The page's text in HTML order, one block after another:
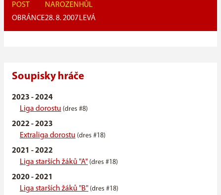
POST
OBRÁNCE
NAROZEN
28. 8. 2007
HŮL
LEVÁ
Soupisky hráče
2023 - 2024
Liga dorostu (dres #8)
2022 - 2023
Extraliga dorostu (dres #18)
2021 - 2022
Liga starších žáků "A" (dres #18)
2020 - 2021
Liga starších žáků "B" (dres #18)